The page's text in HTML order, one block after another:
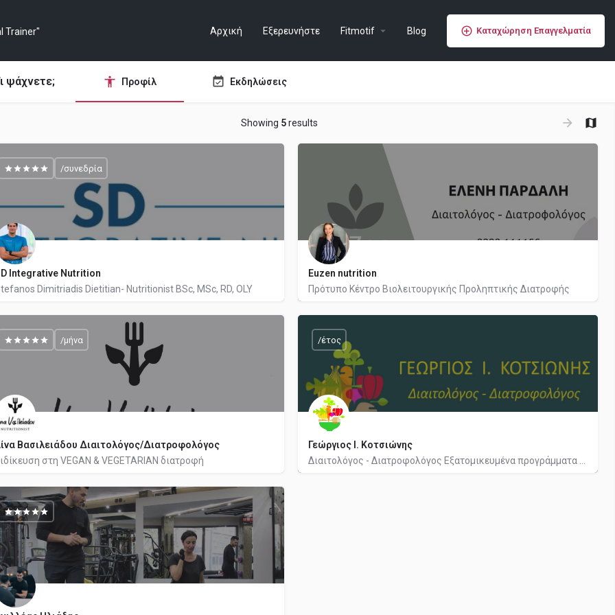
Αρχική Εξερευνήστε Fitmotif Blog Καταχώρηση Επαγγελματία
ψάχνετε; Προφίλ Εκδηλώσεις
Showing 5results
Integrative Nutrition
Dimitriadis Dietitian- Nutritionist BSc, MSc, RD, OLY
/συνεδρία
Euzen nutrition
Πρότυπο Κέντρο Βιολειτουργικής Προληπτικής Διατροφής
Βασιλειάδου Διαιτολόγος/Διατροφολόγος
στη VEGAN & VEGETARIAN διατροφή
/μήνα
Γεώργιος Ι. Κοτσιώνης
/έτος